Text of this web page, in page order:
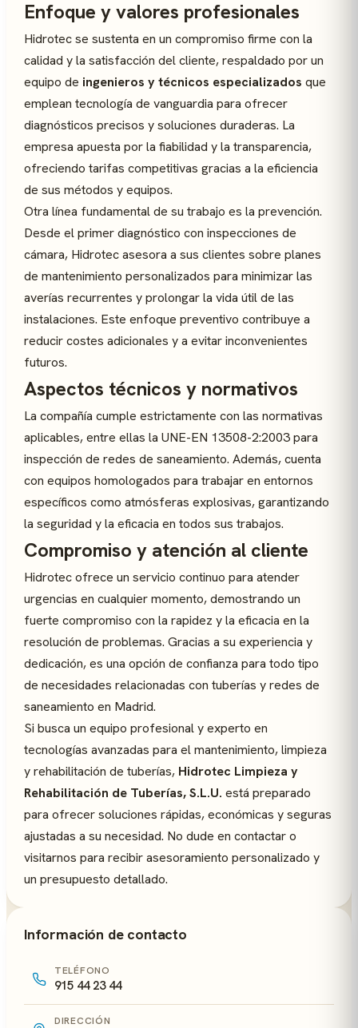
Enfoque y valores profesionales
Hidrotec se sustenta en un compromiso firme con la
calidad y la satisfacción del cliente, respaldado por un
equipo de ingenieros y técnicos especializados que
emplean tecnología de vanguardia para ofrecer
diagnósticos precisos y soluciones duraderas. La
empresa apuesta por la fiabilidad y la transparencia,
ofreciendo tarifas competitivas gracias a la eficiencia
de sus métodos y equipos.
Otra línea fundamental de su trabajo es la prevención.
Desde el primer diagnóstico con inspecciones de
cámara, Hidrotec asesora a sus clientes sobre planes
de mantenimiento personalizados para minimizar las
averías recurrentes y prolongar la vida útil de las
instalaciones. Este enfoque preventivo contribuye a
reducir costes adicionales y a evitar inconvenientes
futuros.
Aspectos técnicos y normativos
La compañía cumple estrictamente con las normativas
aplicables, entre ellas la UNE-EN 13508-2:2003 para
inspección de redes de saneamiento. Además, cuenta
con equipos homologados para trabajar en entornos
específicos como atmósferas explosivas, garantizando
la seguridad y la eficacia en todos sus trabajos.
Compromiso y atención al cliente
Hidrotec ofrece un servicio continuo para atender
urgencias en cualquier momento, demostrando un
fuerte compromiso con la rapidez y la eficacia en la
resolución de problemas. Gracias a su experiencia y
dedicación, es una opción de confianza para todo tipo
de necesidades relacionadas con tuberías y redes de
saneamiento en Madrid.
Si busca un equipo profesional y experto en
tecnologías avanzadas para el mantenimiento, limpieza
y rehabilitación de tuberías, Hidrotec Limpieza y
Rehabilitación de Tuberías, S.L.U. está preparado
para ofrecer soluciones rápidas, económicas y seguras
ajustadas a su necesidad. No dude en contactar o
visitarnos para recibir asesoramiento personalizado y
un presupuesto detallado.
Información de contacto
TELÉFONO
915 44 23 44
DIRECCIÓN